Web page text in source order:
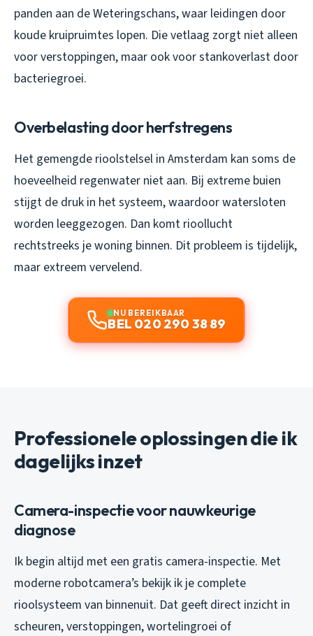
panden aan de Weteringschans, waar leidingen door
koude kruipruimtes lopen. Die vetlaag zorgt niet alleen
voor verstoppingen, maar ook voor stankoverlast door
bacteriegroei.
Overbelasting door herfstregens
Het gemengde rioolstelsel in Amsterdam kan soms de
hoeveelheid regenwater niet aan. Bij extreme buien
stijgt de druk in het systeem, waardoor watersloten
worden leeggezogen. Dan komt rioollucht
rechtstreeks je woning binnen. Dit probleem is tijdelijk,
maar extreem vervelend.
NU BEREIKBAAR
BEL 020 290 38 89
Professionele oplossingen die ik
dagelijks inzet
Camera-inspectie voor nauwkeurige
diagnose
Ik begin altijd met een gratis camera-inspectie. Met
moderne robotcamera’s bekijk ik je complete
rioolsysteem van binnenuit. Dat geeft direct inzicht in
scheuren, verstoppingen, wortelingroei of